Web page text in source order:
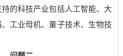
的科技产业包括人工智能、大
工业母机、量子技术、生物技